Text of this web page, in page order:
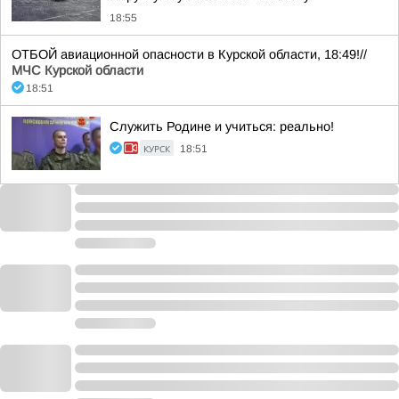
18:55
ОТБОЙ авиационной опасности в Курской области, 18:49!//
МЧС Курской области
18:51
Служить Родине и учиться: реально!
КУРСК 18:51